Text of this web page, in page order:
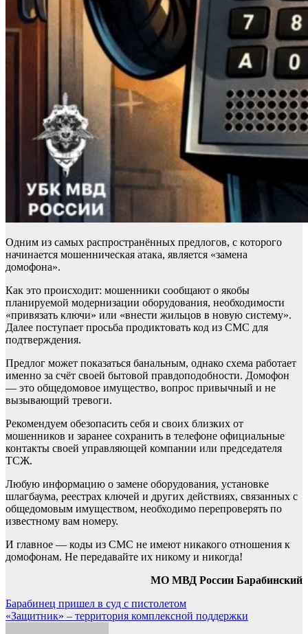
Одним из самых распространённых предлогов, с которого
начинается мошенническая атака, является «замена
домофона».
Как это происходит: мошенники сообщают о якобы
планируемой модернизации оборудования, необходимости
«привязать ключи» или «внести жильцов в новую систему».
Далее поступает просьба продиктовать код из СМС для
подтверждения.
Предлог может показаться банальным, однако схема работает
именно за счёт своей бытовой правдоподобности. Домофон
— это общедомовое имущество, вопрос привычный и не
вызывающий тревоги.
Рекомендуем обезопасить себя и своих близких от
мошенников и заранее сохранить в телефоне официальные
контакты своей управляющей компании или председателя
ТСЖ.
Любую информацию о замене оборудования, установке
шлагбаума, реестрах ключей и других действиях, связанных с
общедомовым имуществом, необходимо перепроверять по
известному вам номеру.
И главное — коды из СМС не имеют никакого отношения к
домофонам. Не передавайте их никому и никогда!
МО МВД России Барабинский
Навигация
по
Барабинец пришел в суд с пистолетом
«Защитник» – территория комплексной поддержки